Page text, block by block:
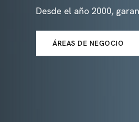
Desde el año 2000,
ÁREAS DE NEGOCIO